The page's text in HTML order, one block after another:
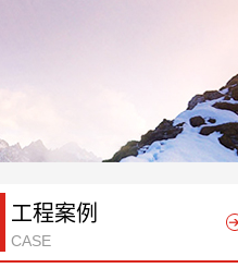
工程案例
CASE